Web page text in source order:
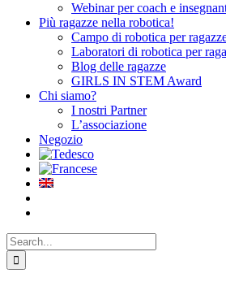
Webinar per coach e
Più ragazze nella robotica!
Campo di robotica per
Laboratori di robotica per
Blog delle ragazze
GIRLS IN STEM Award
Chi siamo?
I nostri Partner
L’associazione
Negozio
Search
for: